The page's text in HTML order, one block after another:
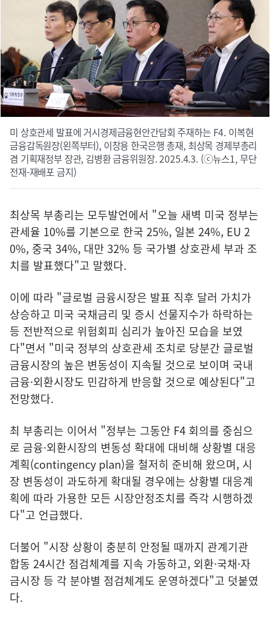
미 상호관세 발표에 거시경제금융현안간담회 주재하는 F4. 이복현
금융감독원장(왼쪽부터), 이창용 한국은행 총재, 최상목 경제부총리
겸 기획재정부 장관, 김병환 금융위원장. 2025.4.3. (ⓒ뉴스1, 무단
전재-재배포 금지)
최상목 부총리는 모두발언에서 "오늘 새벽 미국 정부는
관세율 10%를 기본으로 한국 25%, 일본 24%, EU 2
0%, 중국 34%, 대만 32% 등 국가별 상호관세 부과 조
치를 발표했다"고 말했다.
이에 따라 "글로벌 금융시장은 발표 직후 달러 가치가
상승하고 미국 국채금리 및 증시 선물지수가 하락하는
등 전반적으로 위험회피 심리가 높아진 모습을 보였
다"면서 "미국 정부의 상호관세 조치로 당분간 글로벌
금융시장의 높은 변동성이 지속될 것으로 보이며 국내
금융·외환시장도 민감하게 반응할 것으로 예상된다"고
전망했다.
최 부총리는 이어서 "정부는 그동안 F4 회의를 중심으
로 금융·외환시장의 변동성 확대에 대비해 상황별 대응
계획(contingency plan)을 철저히 준비해 왔으며, 시
장 변동성이 과도하게 확대될 경우에는 상황별 대응계
획에 따라 가용한 모든 시장안정조치를 즉각 시행하겠
다"고 언급했다.
더불어 "시장 상황이 충분히 안정될 때까지 관계기관
합동 24시간 점검체계를 지속 가동하고, 외환·국채·자
금시장 등 각 분야별 점검체계도 운영하겠다"고 덧붙였
다.